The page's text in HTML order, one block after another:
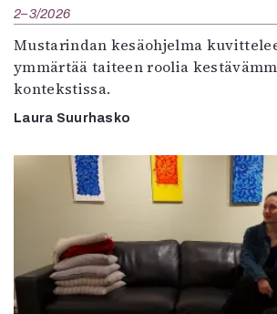
2–3/2026
Mustarindan kesäohjelma
ymmärtää taiteen roolia
kontekstissa.
Laura Suurhasko